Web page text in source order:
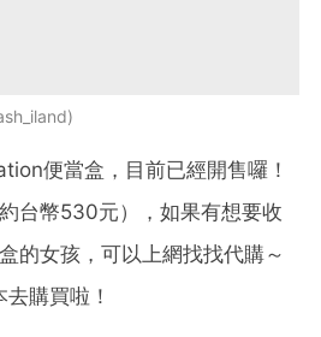
便當盒，目前已經開售囉！
台幣530元），如果有想要收
的女孩，可以上網找找代購～
購買啦！